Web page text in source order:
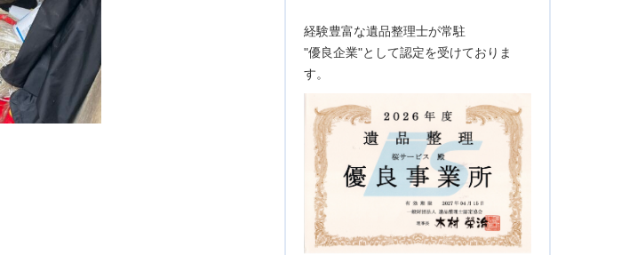
経験豊富な遺品整理士が常駐
"優良企業"として認定を受けておりま
す。